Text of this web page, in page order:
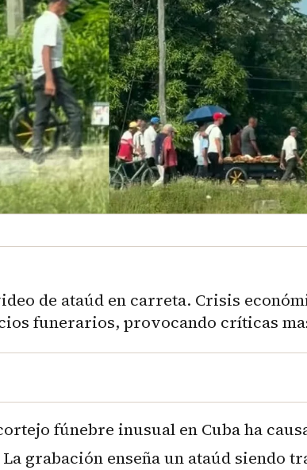
de ataúd en carreta. Crisis
funerarios, provocando críticas
fúnebre inusual en Cuba ha
grabación enseña un ataúd siendo